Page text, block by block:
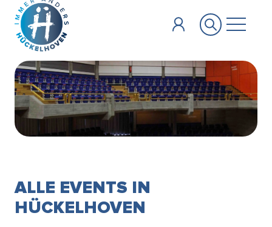
Zum Hauptinhalt springen
ALLE EVENTS IN
HÜCKELHOVEN